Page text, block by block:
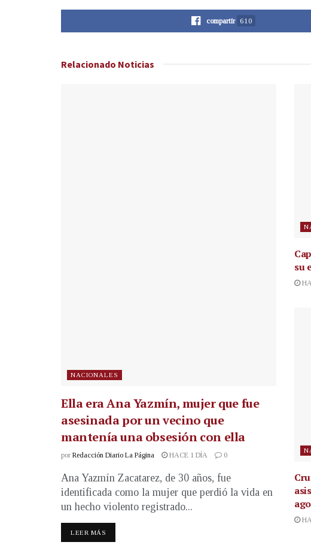
compartir 610
Relacionado Noticias
NACIONALES
Ella era Ana Yazmín, mujer que fue
asesinada por un vecino que
mantenía una obsesión con ella
por Redacción Diario La Página HACE 1 DÍA 0
Ana Yazmín Zacatarez, de 30 años, fue
identificada como la mujer que perdió la vida en
un hecho violento registrado...
LEER MÁS
su